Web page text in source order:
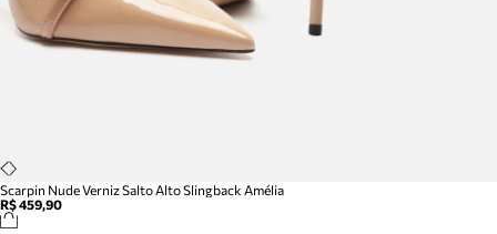
Scarpin Nude Verniz Salto Alto Slingback Amélia
R$ 459,90